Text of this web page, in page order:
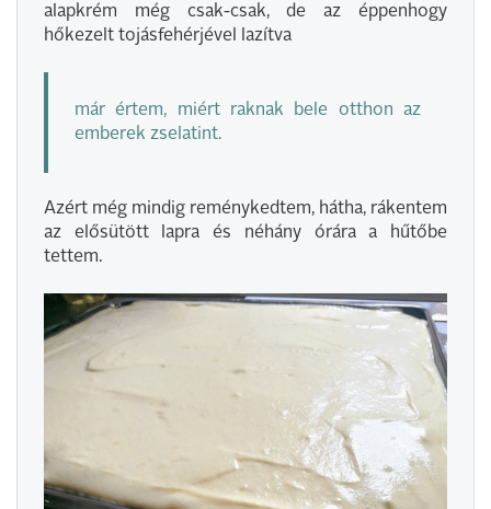
alapkrém még csak-csak, de az éppenhogy
hőkezelt tojásfehérjével lazítva
már értem, miért raknak bele otthon az
emberek zselatint.
Azért még mindig reménykedtem, hátha, rákentem
az elősütött lapra és néhány órára a hűtőbe
tettem.